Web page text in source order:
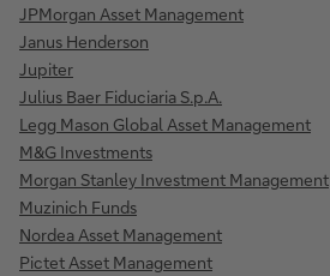
JPMorgan Asset Management
Janus Henderson
Jupiter
Julius Baer Fiduciaria S.p.A.
Legg Mason Global Asset Management
M&G Investments
Morgan Stanley Investment Management
Muzinich Funds
Nordea Asset Management
Pictet Asset Management